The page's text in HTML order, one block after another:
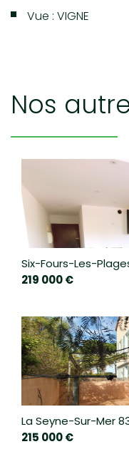
Vue : VIGNE
ÉCOLE
STATISTIQUES
nos
Six-Fours-Les-
219 000 €
La Seyne-Sur-Mer
215 000 €